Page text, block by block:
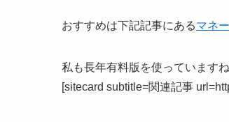
おすすめは下記記事にあるマネ
私も長年有料版を使っていますね
[sitecard subtitle=関連記事